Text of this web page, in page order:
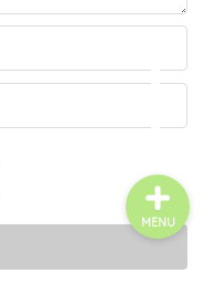
MENU
白川町
東白川村